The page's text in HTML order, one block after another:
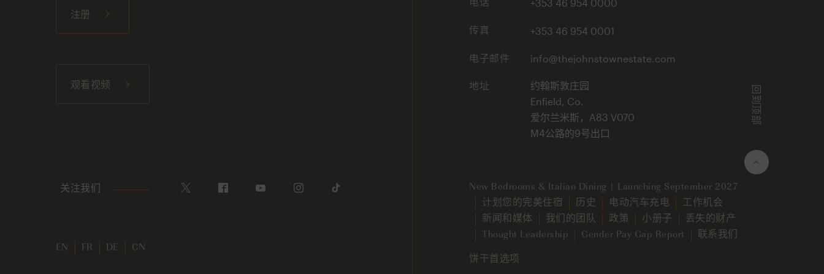
回到顶部
注册
观看视频
+353 46 954 0000
传真 +353 46 954 0001
电子邮件 info@thejohnstownestate.com
地址
约翰斯敦庄园
Enfield, Co.
爱尔兰米斯，A83 V070
M4公路的9号出口
关注我们
EN FR DE CN
New Bedrooms & Italian Dining | Launching September 2027
计划您的完美住宿
历史 电动汽车充电
工作机会
新闻和媒体
我们的团队 政策 小册子
丢失的财产
Thought Leadership
Gender Pay Gap Report
联系我们
饼干首选项